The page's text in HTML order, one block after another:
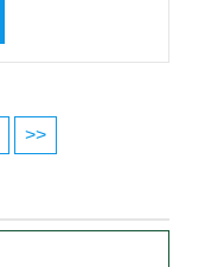
>>